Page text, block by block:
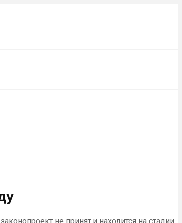
не принят и находится на стадии